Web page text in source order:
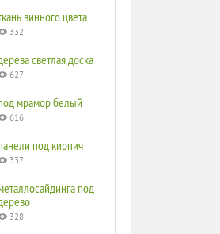
винного цвета
332
светлая доска
627
мрамор белый
616
под кирпич
337
под
328